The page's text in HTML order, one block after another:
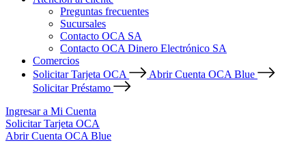
Preguntas frecuentes
Sucursales
Contacto OCA SA
Contacto OCA Dinero Electrónico SA
Comercios
Solicitar Tarjeta OCA
Abrir Cuenta OCA Blue
Solicitar Préstamo
Ingresar a Mi Cuenta
Solicitar Tarjeta OCA
Abrir Cuenta OCA Blue